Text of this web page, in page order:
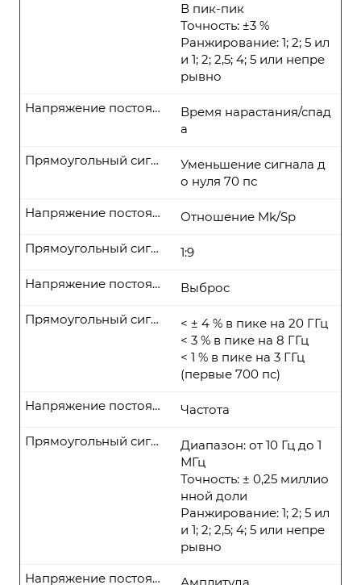
В пик-пик
Точность: ±3 %
Ранжирование: 1; 2; 5 ил
и 1; 2; 2,5; 4; 5 или непре
рывно
Время нарастания/спад
а
Напряжение постоянного тока
Уменьшение сигнала д
о нуля 70 пс
Прямоугольный сигнал
Отношение Mk/Sp
Напряжение постоянного тока
1:9
Прямоугольный сигнал
Выброс
Напряжение постоянного тока
< ± 4 % в пике на 20 ГГц
< 3 % в пике на 8 ГГц
< 1 % в пике на 3 ГГц
(первые 700 пс)
Прямоугольный сигнал
Частота
Напряжение постоянного тока
Диапазон: от 10 Гц до 1
МГц
Точность: ± 0,25 миллио
нной доли
Ранжирование: 1; 2; 5 ил
и 1; 2; 2,5; 4; 5 или непре
рывно
Прямоугольный сигнал
Напряжение постоянного тока